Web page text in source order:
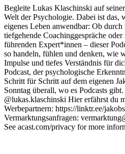
Begleite Lukas Klaschinski auf
Welt der Psychologie. Dabei ist das,
eigenes Leben anwendbar: Ob
tiefgehende Coachinggespräche
führenden Expert*innen – dieser
so handeln, fühlen und denken, wie
Impulse und tiefes Verständnis für
Podcast, der psychologische
Schritt für Schritt auf dem eigenen
Sonntag überall, wo es Podcasts
@lukas.klaschinski Hier erfährst du
Werbepartnern: https://linktr.ee/
Vermarktungsanfragen:
See acast.com/privacy for more